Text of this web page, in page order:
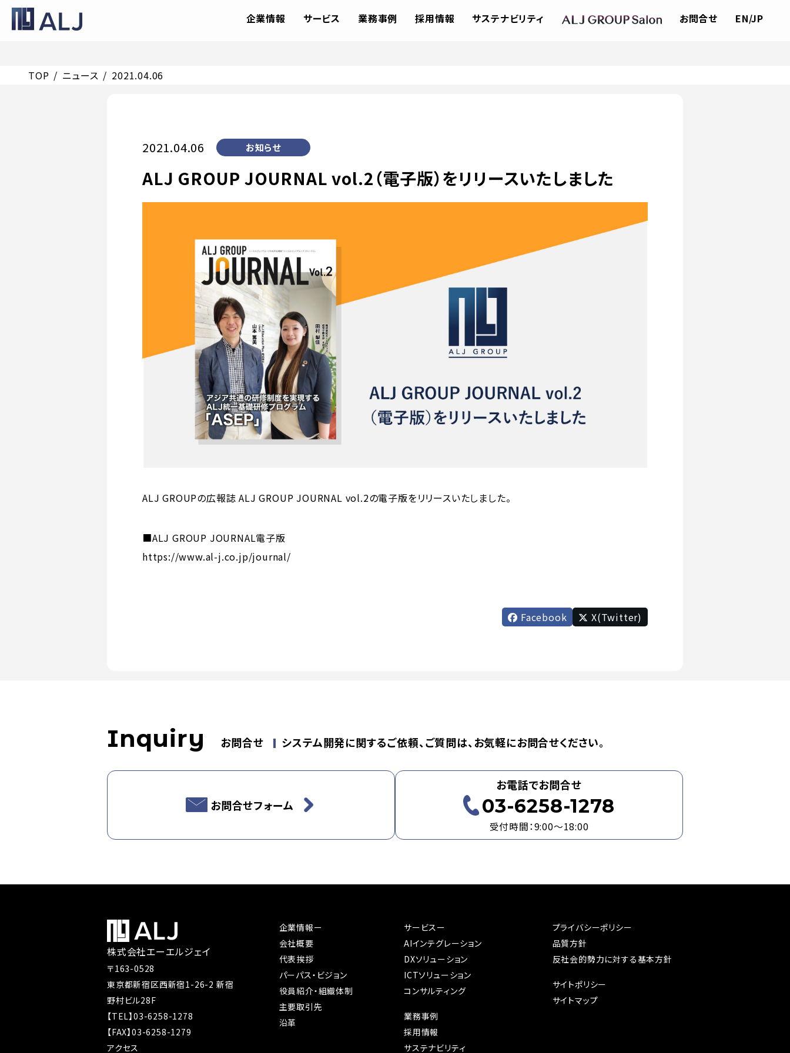
企業情報 サービス 業務事例 採用情報 サステナビリティ お問合せ EN/JP
TOP ニュース 2021.04.06
2021.04.06 お知らせ
ALJ GROUP JOURNAL vol.2（電子版）をリリースいたしました
ALJ GROUPの広報誌 ALJ GROUP JOURNAL vol.2の電子版をリリースいたしました。
■ALJ GROUP JOURNAL電子版
https://www.al-j.co.jp/journal/
Facebook X(Twitter)
Inquiry お問合せ システム開発に関するご依頼、ご質問は、お気軽にお問合せください。
お問合せフォーム
お電話でお問合せ
03-6258-1278
受付時間：9:00～18:00
株式会社エーエルジェイ
〒163-0528
東京都新宿区西新宿1-26-2 新宿
野村ビル28F
【TEL】03-6258-1278
【FAX】03-6258-1279
アクセス
企業情報ー
会社概要
代表挨拶
パーパス・ビジョン
役員紹介・組織体制
主要取引先
沿革
サービスー
AIインテグレーション
DXソリューション
ICTソリューション
コンサルティング
業務事例
採用情報
サステナビリティ
プライバシーポリシー
品質方針
反社会的勢力に対する基本方針
サイトポリシー
サイトマップ